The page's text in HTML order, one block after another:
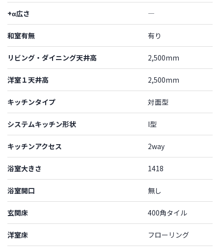
+α広さ ―
和室有無 有り
リビング・ダイニング天井高 2,500mm
洋室１天井高 2,500mm
キッチンタイプ 対面型
システムキッチン形状 I型
キッチンアクセス 2way
浴室大きさ 1418
浴室開口 無し
玄関床 400角タイル
洋室床 フローリング